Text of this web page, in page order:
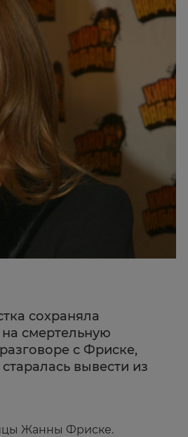
сохраняла
на смертельную
с Фриске,
вывести из
Жанны Фриске.